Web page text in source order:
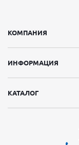
КОМПАНИЯ
ИНФОРМАЦИЯ
КАТАЛОГ